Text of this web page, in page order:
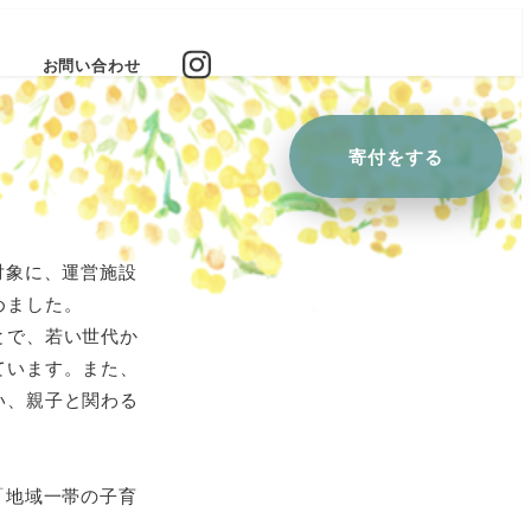
お問い合わせ
に、運営施設
した。
、若い世代か
ます。また、
親子と関わる
域一帯の子育
寄付をする